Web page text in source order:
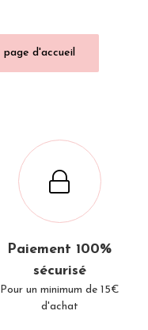
Paiement 100%
sécurisé
Pour un minimum de 15€
d'achat